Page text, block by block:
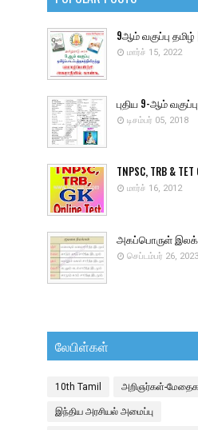
9ஆம் வகுப்பு
மார்ச் 15, 2022
புதிய 9-ஆம்
டிசம்பர் 05, 2018
TNPSC, TRB &
மார்ச் 16, 2012
அகப்பொருள்
செப்டம்பர் 26, 2023
லேபிள்கள்
10th Tamil அறிஞர்கள்-
இந்திய அரசியல் அமைப்பு